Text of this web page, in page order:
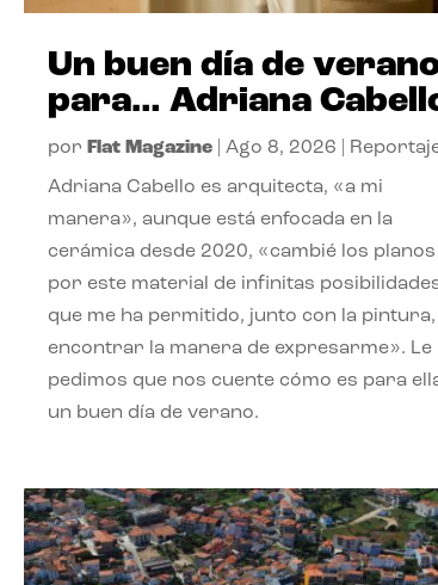
Un buen día de
para… Adriana
por Flat Magazine| Ago 8, 2026
Adriana Cabello es arquitecta, «a mi
manera», aunque está enfocada en la
cerámica desde 2020, «cambié los planos
por este material de infinitas
que me ha permitido, junto con la pintura,
encontrar la manera de expresarme». Le
pedimos que nos cuente cómo es para
un buen día de verano.